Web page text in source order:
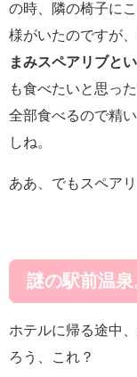
の時、隣の椅子に
様がいたのですが
まみスペアリブと
も食べたいと思っ
全部食べるので精
しね。
ああ、でもスペア
謎の駅前温泉
ホテルに帰る途中
ろう、これ？